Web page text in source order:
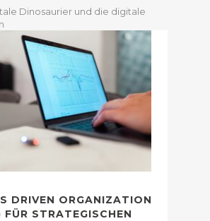
Dinosaurier und die digitale
DRIVEN ORGANIZATION
FÜR STRATEGISCHEN